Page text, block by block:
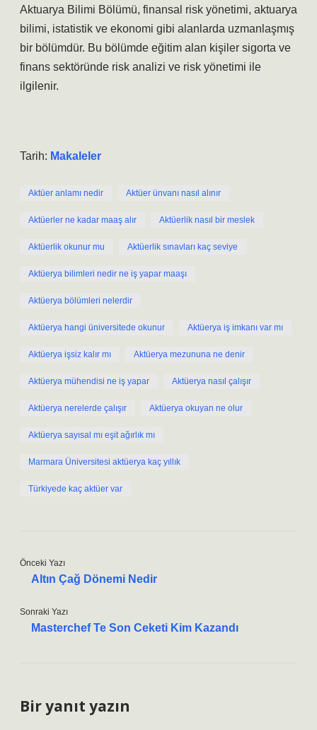
Aktuarya Bilimi Bölümü, finansal risk yönetimi, aktuarya
bilimi, istatistik ve ekonomi gibi alanlarda uzmanlaşmış
bir bölümdür. Bu bölümde eğitim alan kişiler sigorta ve
finans sektöründe risk analizi ve risk yönetimi ile
ilgilenir.
Tarih: Makaleler
Aktüer anlamı nedir Aktüer ünvanı nasıl alınır
Aktüerler ne kadar maaş alır Aktüerlik nasıl bir meslek
Aktüerlik okunur mu Aktüerlik sınavları kaç seviye
Aktüerya bilimleri nedir ne iş yapar maaşı
Aktüerya bölümleri nelerdir
Aktüerya hangi üniversitede okunur Aktüerya iş imkanı var mı
Aktüerya işsiz kalır mı Aktüerya mezununa ne denir
Aktüerya mühendisi ne iş yapar Aktüerya nasıl çalışır
Aktüerya nerelerde çalışır Aktüerya okuyan ne olur
Aktüerya sayısal mı eşit ağırlık mı
Marmara Üniversitesi aktüerya kaç yıllık
Türkiyede kaç aktüer var
Önceki Yazı
Altın Çağ Dönemi Nedir
Sonraki Yazı
Masterchef Te Son Ceketi Kim Kazandı
Bir yanıt yazın